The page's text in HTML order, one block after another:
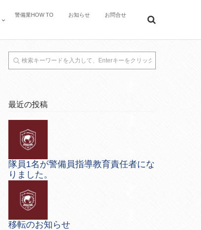
警備業HOW TO お知らせ お問合せ
最近の投稿
隊員1名が警備員指導教育責任者にな
りました。
移転のお知らせ